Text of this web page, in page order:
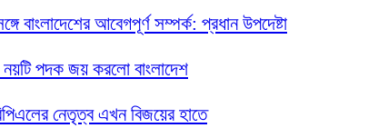
বাংলাদেশের আবেগপূর্ণ সম্পর্ক: প্রধান উপদেষ্টা
নয়টি পদক জয় করলো বাংলাদেশ
নেতৃত্ব এখন বিজয়ের হাতে